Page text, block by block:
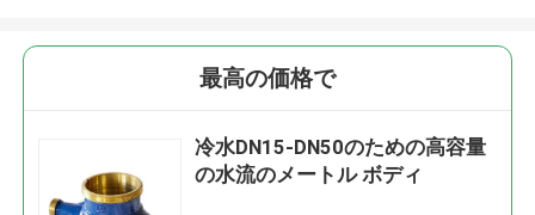
最高の価格で
冷水DN15-DN50のための高容量
の水流のメートル ボディ